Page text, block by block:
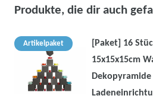
Produkte, die dir auch
Artikelpaket
[Paket] 16
15x15x15cm